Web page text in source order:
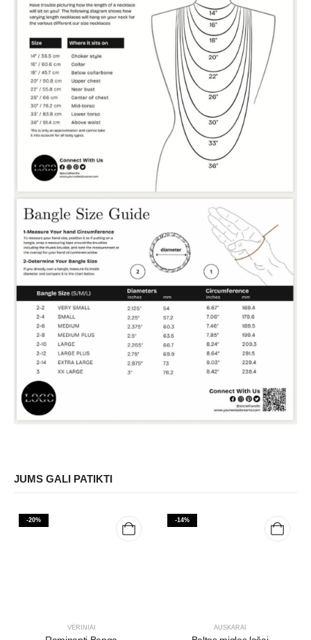
JUMS GALI PATIKTI
-20%
VĖRINIAI
-14%
AUSKARAI